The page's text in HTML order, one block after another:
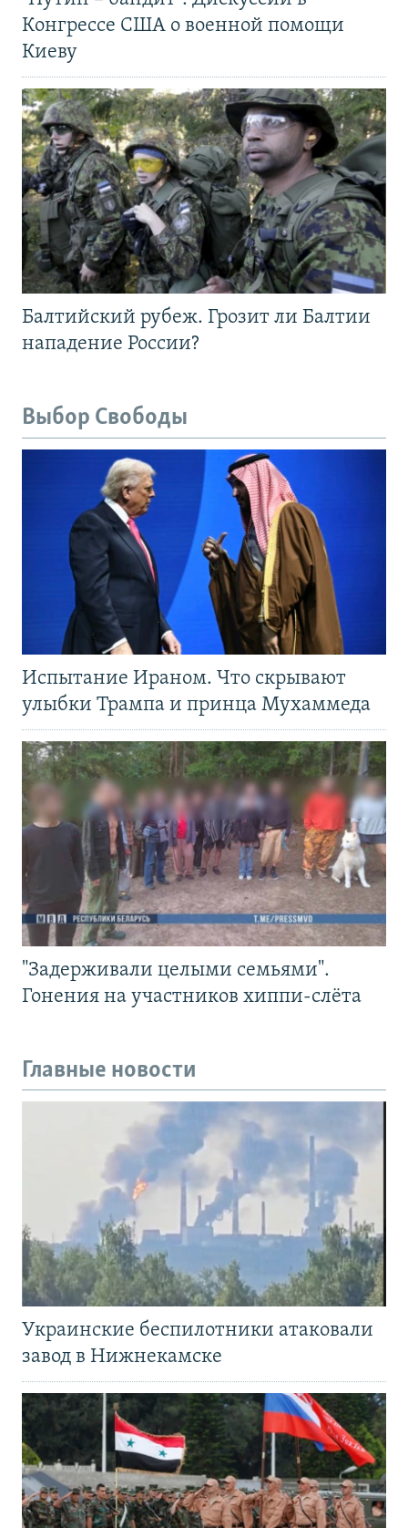
Конгрессе США о военной помощи
Киеву
Балтийский рубеж. Грозит ли Балтии
нападение России?
Выбор Свободы
Испытание Ираном. Что скрывают
улыбки Трампа и принца Мухаммеда
"Задерживали целыми семьями".
Гонения на участников хиппи-слёта
Главные новости
Украинские беспилотники атаковали
завод в Нижнекамске